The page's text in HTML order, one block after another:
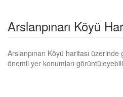
Arslanpınarı Köyü
Arslanpınarı Köyü haritası
önemli yer konumları